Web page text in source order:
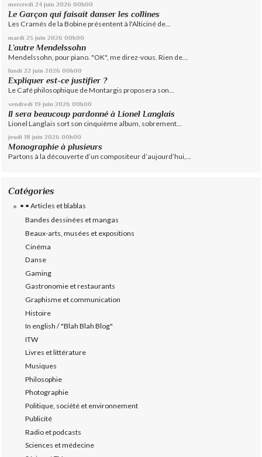
mercredi 24 juin 2026 00h00
Le Garçon qui faisait danser les collines
Les Cramés de la Bobine présentent à l'Alticiné de...
mardi 23 juin 2026 00h00
L’autre Mendelssohn
Mendelssohn, pour piano. "OK", me direz-vous. Rien de...
lundi 22 juin 2026 00h00
Expliquer est-ce justifier ?
Le Café philosophique de Montargis proposera son...
vendredi 19 juin 2026 00h00
Il sera beaucoup pardonné à Lionel Langlais
Lionel Langlais sort son cinquième album, sobrement...
jeudi 18 juin 2026 00h00
Monographie à plusieurs
Partons à la découverte d’un compositeur d’aujourd’hui,...
Catégories
• • Articles et blablas
Bandes dessinées et mangas
Beaux-arts, musées et expositions
Cinéma
Danse
Gaming
Gastronomie et restaurants
Graphisme et communication
Histoire
In english / "Blah Blah Blog"
ITW
Livres et littérature
Musiques
Philosophie
Photographie
Politique, société et environnement
Publicité
Radio et podcasts
Sciences et médecine